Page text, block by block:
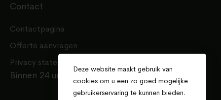
Contact
Contactpagina
Offerte aanvragen
Privacy statement
Binnen 24 uur een offerte
Deze website maakt gebruik van
cookies om u een zo goed mogelijke
gebruikerservaring te kunnen bieden.